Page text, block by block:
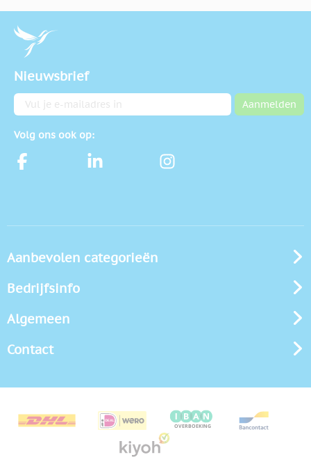
Nieuwsbrief
E-mailadres Aanmelden
Volg ons ook op:
Aanbevolen categorieën
Bedrijfsinfo
Algemeen
Contact